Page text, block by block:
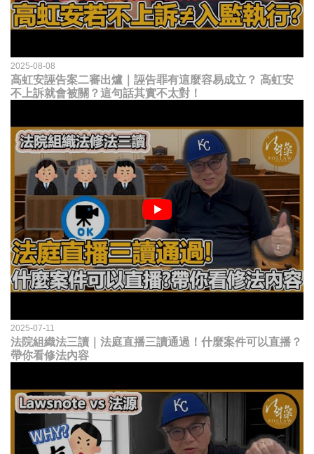
2025-08-08
高虹安誣告案二審出爐｜誣告罪有這麼容易成立？ 高虹安
不上訴就會被關？這句話其實不太對！
2025-07-11
法院組織法三讀｜法庭直播三讀通過！什麼案件可以直播？
帶你看修法內容